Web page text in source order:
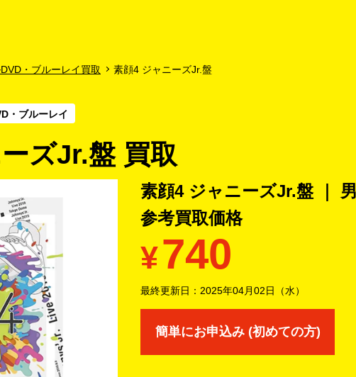
・ブルーレイ買取 素顔4 ジャニーズJr.盤
・ブルーレイ
ズJr.盤 買取
素顔4 ジャニーズJr.盤 ｜
参考買取価格
¥740
最終更新日： 2025年04月02日（水）
簡単にお申込み (初めての方)